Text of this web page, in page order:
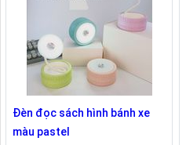
Đèn đọc sách hình bánh xe
màu pastel